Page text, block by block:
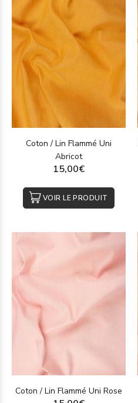
Coton / Lin Flammé Uni
Abricot
15,00€
VOIR LE PRODUIT
Coton / Lin Flammé Uni Rose